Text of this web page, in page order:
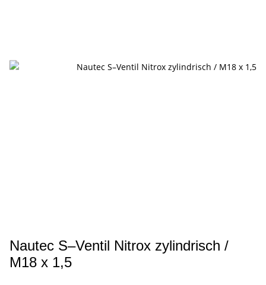
Nautec S–Ventil Nitrox zylindrisch /
M18 x 1,5